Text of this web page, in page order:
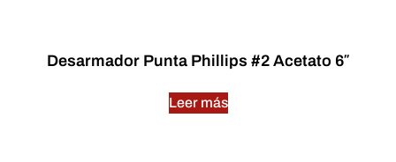
Desarmador Punta Phillips #2 Acetato 6″
Leer más